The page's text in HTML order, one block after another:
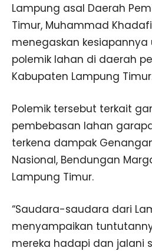
Lampung asal Daerah
Timur, Muhammad
menegaskan
polemik lahan di daerah
Kabupaten Lampung
Polemik tersebut terkait
pembebasan lahan
terkena dampak
Nasional, Bendungan
Lampung Timur.
“Saudara-saudara dari
menyampaikan
mereka hadapi dan jalani